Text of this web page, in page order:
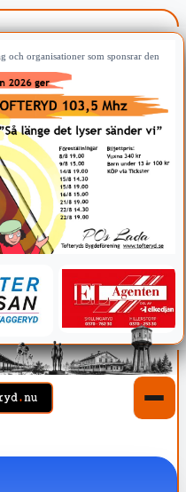
och organisationer som sponsrar den